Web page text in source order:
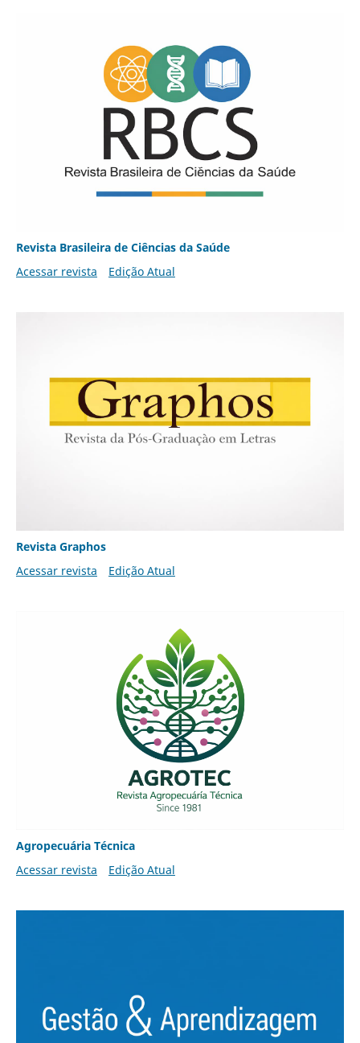
Revista Brasileira de Ciências da Saúde
Acessar revista
Edição Atual
Revista Graphos
Acessar revista
Edição Atual
Agropecuária Técnica
Acessar revista
Edição Atual